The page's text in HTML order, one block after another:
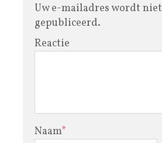
Uw e-mailadres wordt niet
gepubliceerd.
Reactie
Naam*